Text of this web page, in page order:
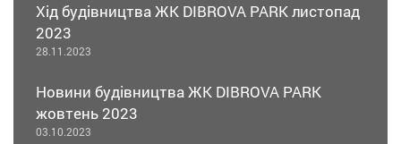
Хід будівництва ЖК DIBROVA PARK листопад
2023
28.11.2023
Новини будівництва ЖК DIBROVA PARK
жовтень 2023
03.10.2023